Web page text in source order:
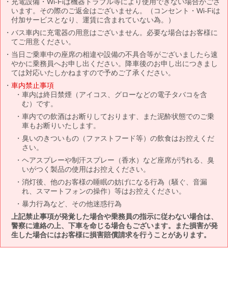
います。その際のご返金はございません。（コンセント・Wi-Fiは
付加サービスとなり、運賃に含まれていない為。）
バス車内に充電器の用意はございません。必要な場合はお客様に
てご用意ください。
当日ご乗車中の座席の相違や設備の不具合等がございましたら速
やかに乗務員へお申し出ください。降車後のお申し出につきまし
ては対応いたしかねますので予めご了承ください。
車内禁止事項
車内は終日禁煙（アイコス、グローなどの電子タバコを含
む）です。
車内での飲酒はお断りしております、また泥酔状態でのご乗
車もお断りいたします。
臭いのきついもの（ファストフード等）の飲食はお控えくだ
さい。
ヘアスプレーや制汗スプレー（香水）など座席が汚れる、臭
いがつく製品の使用はお控えください。
消灯後、他のお客様の睡眠の妨げになる行為（騒ぐ、音漏
れ、スマートフォンの操作）等はお控えください。
暴力行為など、その他迷惑行為
上記禁止事項が発覚した場合や乗務員の指示に従わない場合は、
警察に連絡の上、下車を命じる場合もございます。また損害が発
生した場合にはお客様に損害賠償請求を行うことがあります。